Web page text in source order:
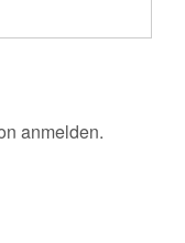
anmelden.